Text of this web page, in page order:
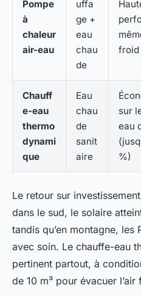
Pompe
à
chaleur
air-eau
uffa
ge +
eau
chau
de
froid
Chauff
e-eau
thermo
dynami
que
Eau
chau
de
sanit
aire
sur
eau
%)
Le retour sur
dans le sud, le solaire
tandis qu’en montagne, les
avec soin. Le chauffe-eau
pertinent partout, à
de 10 m³ pour évacuer